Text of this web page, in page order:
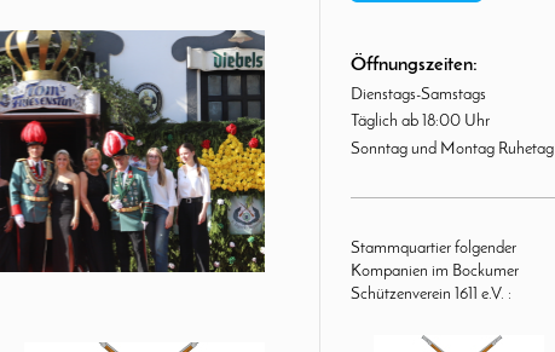
Öffnungszeiten:
Dienstags-Samstags
Täglich ab 18:00 Uhr
Sonntag und Montag Ruhetag
Stammquartier folgender
Kompanien im Bockumer
Schützenverein 1611 e.V. :